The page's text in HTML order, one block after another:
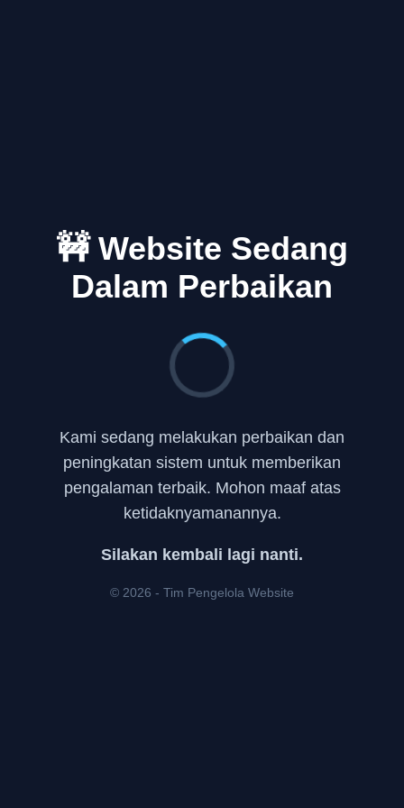
🚧 Website Sedang
Dalam Perbaikan
Kami sedang melakukan perbaikan dan
peningkatan sistem untuk memberikan
pengalaman terbaik. Mohon maaf atas
ketidaknyamanannya.
Silakan kembali lagi nanti.
© 2026 - Tim Pengelola Website